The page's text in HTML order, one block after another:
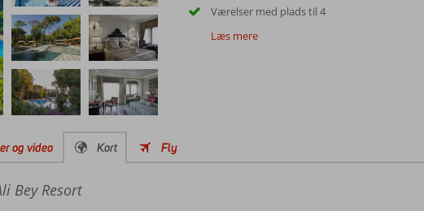
Værelser med plads til 4
Læs mere
og video Kort Fly
Bey Resort